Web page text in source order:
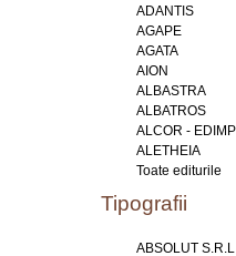
ADANTIS
AGAPE
AGATA
AION
ALBASTRA
ALBATROS
ALCOR -
ALETHEIA
Toate editurile
Tipografii
ABSOLUT S.R.L